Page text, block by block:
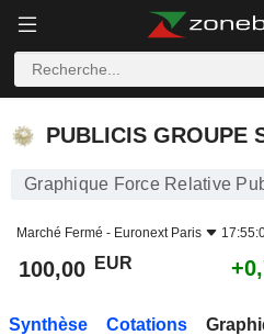
PUBLICIS GROUPE S.A.
PUBLICIS GROUPE
Graphique Force Relative
Marché Fermé - Euronext Paris
100,00 EUR
Synthèse Cotations